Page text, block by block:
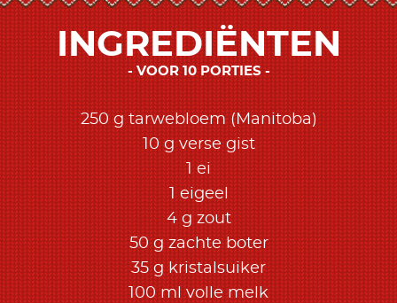
INGREDIËNTEN
VOOR 10 PORTIES
250 g tarwebloem (Manitoba)
10 g verse gist
1 ei
1 eigeel
4 g zout
50 g zachte boter
35 g kristalsuiker
100 ml volle melk